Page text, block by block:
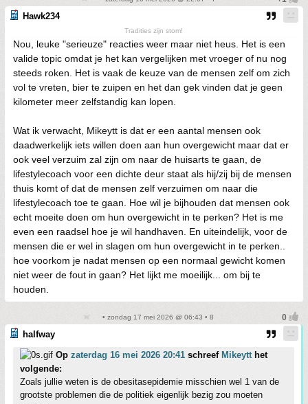
Hawk234
Tradities zijn stom!
Nou, leuke "serieuze" reacties weer maar niet heus. Het is een
valide topic omdat je het kan vergelijken met vroeger of nu nog
steeds roken. Het is vaak de keuze van de mensen zelf om zich
vol te vreten, bier te zuipen en het dan gek vinden dat je geen
kilometer meer zelfstandig kan lopen.
Wat ik verwacht, Mikeytt is dat er een aantal mensen ook
daadwerkelijk iets willen doen aan hun overgewicht maar dat er
ook veel verzuim zal zijn om naar de huisarts te gaan, de
lifestylecoach voor een dichte deur staat als hij/zij bij de mensen
thuis komt of dat de mensen zelf verzuimen om naar die
lifestylecoach toe te gaan. Hoe wil je bijhouden dat mensen ook
echt moeite doen om hun overgewicht in te perken? Het is me
even een raadsel hoe je wil handhaven. En uiteindelijk, voor de
mensen die er wel in slagen om hun overgewicht in te perken..
hoe voorkom je nadat mensen op een normaal gewicht komen
niet weer de fout in gaan? Het lijkt me moeilijk... om bij te
houden.
• zondag 17 mei 2026 @ 06:43 • 8
halfway
Op zaterdag 16 mei 2026 20:41 schreef Mikeytthet
volgende:
Zoals jullie weten is de obesitasepidemie misschien wel 1 van de
grootste problemen die de politiek eigenlijk bezig zou moeten